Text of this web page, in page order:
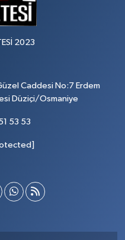
2023
Caddesi No:7 Erdem
Düziçi/Osmaniye
53 53